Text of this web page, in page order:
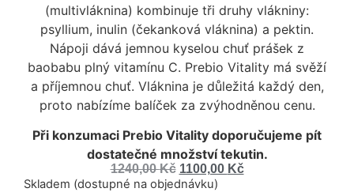
(multivláknina) kombinuje tři druhy vlákniny:
psyllium, inulin (čekanková vláknina) a pektin.
Nápoji dává jemnou kyselou chuť prášek z
baobabu plný vitamínu C. Prebio Vitality má svěží
a příjemnou chuť. Vláknina je důležitá každý den,
proto nabízíme balíček za zvýhodněnou cenu.
Při konzumaci Prebio Vitality doporučujeme pít
dostatečné množství tekutin.
1240,00Kč 1100,00 Kč
Skladem (dostupné na objednávku)